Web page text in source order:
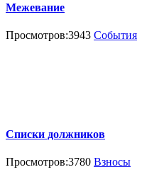
Межевание
Просмотров:3943 События
Списки должников
Просмотров:3780 Взносы